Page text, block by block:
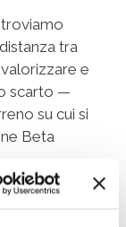
tra
e
scarto —
su cui si
Beta